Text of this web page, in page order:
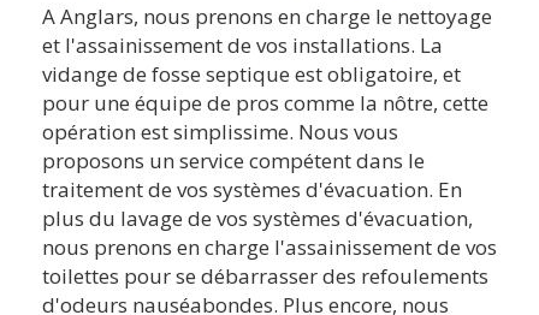
A Anglars, nous prenons en charge le nettoyage
et l'assainissement de vos installations. La
vidange de fosse septique est obligatoire, et
pour une équipe de pros comme la nôtre, cette
opération est simplissime. Nous vous
proposons un service compétent dans le
traitement de vos systèmes d'évacuation. En
plus du lavage de vos systèmes d'évacuation,
nous prenons en charge l'assainissement de vos
toilettes pour se débarrasser des refoulements
d'odeurs nauséabondes. Plus encore, nous